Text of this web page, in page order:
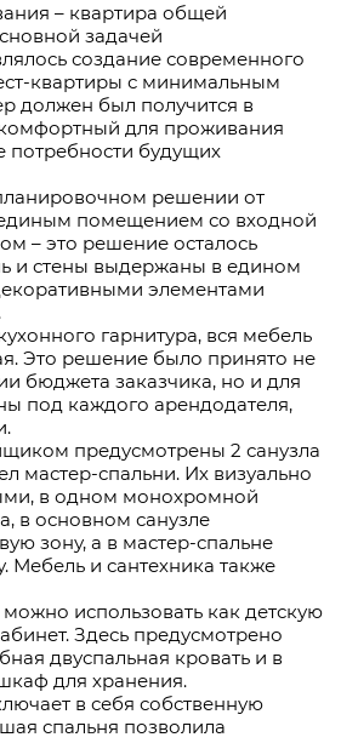
– квартира общей
задачей
создание современного
квартиры с минимальным
должен был получится в
для проживания
потребности будущих
решении от
помещением со входной
– это решение осталось
и стены выдержаны в едином
элементами
гарнитура, вся мебель
Это решение было принято не
бюджета заказчика, но и для
под каждого арендодателя,
предусмотрены 2 санузла
мастер-спальни. Их визуально
в одном монохромной
в основном санузле
зону, а в мастер-спальне
Мебель и сантехника также
можно использовать как детскую
Здесь предусмотрено
двуспальная кровать и в
для хранения.
в себя собственную
спальня позволила